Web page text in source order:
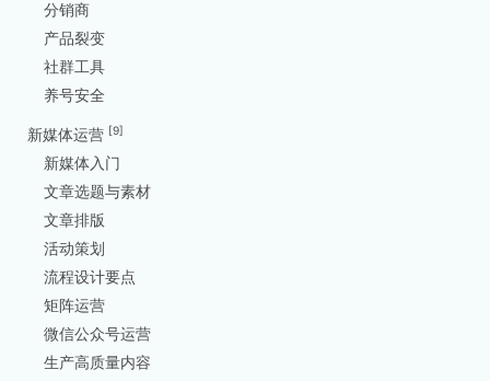
分销商
产品裂变
社群工具
养号安全
新媒体运营 [9]
新媒体入门
文章选题与素材
文章排版
活动策划
流程设计要点
矩阵运营
微信公众号运营
生产高质量内容